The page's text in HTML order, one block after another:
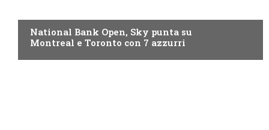
National Bank Open, Sky punta su
Montreal e Toronto con 7 azzurri